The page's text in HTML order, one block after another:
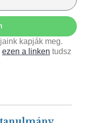
kapják meg.
ezen a linken tudsz